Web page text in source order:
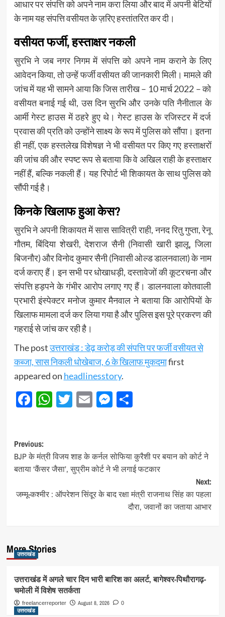
आधार पर संपत्ति को अपने नाम करा लिया और बाद में अपनी बेटियों
के नाम यह संपत्ति वसीयत के ज़रिए हस्तांतरित कर दी।
वसीयत फर्जी, हस्ताक्षर नकली
सुरभि ने जब नगर निगम में संपत्ति को अपने नाम कराने के लिए
आवेदन किया, तो उन्हें फर्जी वसीयत की जानकारी मिली। मामले की
जांच में यह भी सामने आया कि जिस तारीख – 10 मार्च 2022 – को
वसीयत बनाई गई थी, उस दिन सुरभि और उनके पति नैनीताल के
आर्मी गेस्ट हाउस में ठहरे हुए थे। गेस्ट हाउस के रजिस्टर में दर्ज
प्रवास की प्रति को उन्होंने साक्ष्य के रूप में पुलिस को सौंपा। इतना
ही नहीं, एक हस्तलेख विशेषज्ञ ने भी वसीयत पर किए गए हस्ताक्षरों
की जांच की और स्पष्ट रूप से बताया कि वे अखिल राही के हस्ताक्षर
नहीं हैं, बल्कि नकली हैं। यह रिपोर्ट भी शिकायत के साथ पुलिस को
सौंपी गई है।
किनके खिलाफ हुआ केस?
सुरभि ने अपनी शिकायत में सास सावित्री राही, ननद रितु गुप्ता, रेनू
गौतम, बिंदिया शेखरी, देशराज सैनी (निवासी खारी झालू, जिला
बिजनौर) और विनोद कुमार सैनी (निवासी ओल्ड डालनवाला) के नाम
दर्ज कराए हैं। इन सभी पर धोखाधड़ी, दस्तावेजों की कूटरचना और
संपत्ति हड़पने के गंभीर आरोप लगाए गए हैं। डालनवाला कोतवाली
प्रभारी इंस्पेक्टर मनोज कुमार मैनवाल ने बताया कि आरोपियों के
खिलाफ मामला दर्ज कर लिया गया है और पुलिस इस पूरे प्रकरण की
गहराई से जांच कर रही है।
The postउत्तराखंड : डेढ़ करोड़ की संपत्ति पर फर्जी वसीयत से
कब्जा, सास निकली धोखेबाज, 6 के खिलाफ मुकदमाfirst
appeared on headlinesstory.
Facebook
WhatsApp
Twitter
EmailMessenger
Share
Post
navigation
Previous:
BJP के मंत्री विजय शाह के कर्नल सोफिया कुरैशी पर बयान को कोर्ट ने
बताया ‘कैंसर जैसा’, सुप्रीम कोर्ट ने भी लगाई फटकार
Next:
जम्मू-कश्मीर : ऑपरेशन सिंदूर के बाद रक्षा मंत्री राजनाथ सिंह का पहला
दौरा, जवानों का जताया आभार
More Stories
उत्तराखंड
उत्तराखंड में अगले चार दिन भारी बारिश का अलर्ट, बागेश्वर-पिथौरागढ़-
चमोली में विशेष सतर्कता
freelancerreporter August 8, 2026 0
उत्तराखंड